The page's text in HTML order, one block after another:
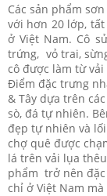
Các sản phẩm
với hơn 20 lớp,
ở Việt Nam. Cô
trứng, vỏ trai,
cô được làm từ
Điểm đặc trưng
& Tây dựa trên
sò, đá tự nhiên.
đẹp tự nhiên và
chợ quê được
lá trên vải lụa
phẩm trở nên đặc
chỉ ở Việt Nam